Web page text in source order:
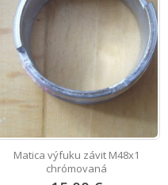
Matica výfuku závit M48x1
chrómovaná